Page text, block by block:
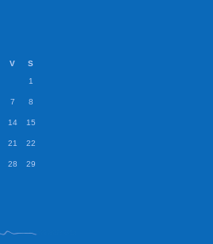
V
S
1
7 8
14 15
21 22
28 29